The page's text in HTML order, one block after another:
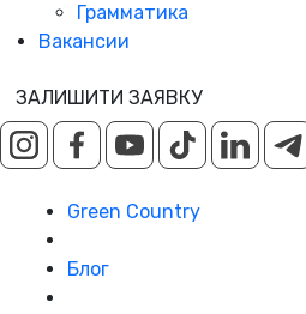
Грамматика
Вакансии
ЗАЛИШИТИ ЗАЯВКУ
Green Country
Блог